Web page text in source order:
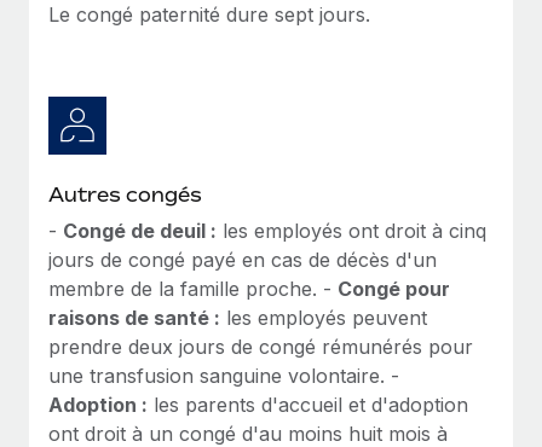
Le congé paternité dure sept jours.
Autres congés
- Congé de deuil : les employés ont droit à cinq
jours de congé payé en cas de décès d'un
membre de la famille proche. - Congé pour
raisons de santé : les employés peuvent
prendre deux jours de congé rémunérés pour
une transfusion sanguine volontaire. -
Adoption : les parents d'accueil et d'adoption
ont droit à un congé d'au moins huit mois à